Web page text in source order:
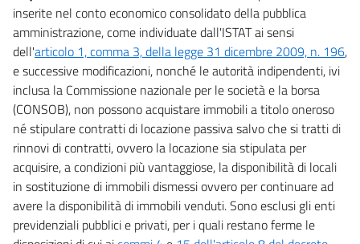
Allegato B
Allegato B
Allegato C
Allegato C
Allegato C bis
inserite nel conto economico consolidato della pubblica
amministrazione, come individuate dall'ISTAT ai sensi
dell'articolo 1, comma 3, della legge 31 dicembre 2009, n. 196,
e successive modificazioni, nonché le autorità indipendenti, ivi
inclusa la Commissione nazionale per le società e la borsa
(CONSOB), non possono acquistare immobili a titolo oneroso
né stipulare contratti di locazione passiva salvo che si tratti di
rinnovi di contratti, ovvero la locazione sia stipulata per
acquisire, a condizioni più vantaggiose, la disponibilità di locali
in sostituzione di immobili dismessi ovvero per continuare ad
avere la disponibilità di immobili venduti. Sono esclusi gli enti
previdenziali pubblici e privati, per i quali restano ferme le